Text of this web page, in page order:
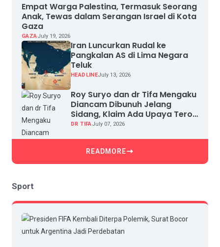
Empat Warga Palestina, Termasuk Seorang
Anak, Tewas dalam Serangan Israel di Kota
Gaza
GAZAJuly 19, 2026
Iran Luncurkan Rudal ke
Pangkalan AS di Lima Negara
Teluk
HEADLINEJuly 13, 2026
Roy Suryo dan dr Tifa Mengaku
Diancam Dibunuh Jelang
Sidang, Klaim Ada Upaya Teror
dan Intimidasi
DR TIFAJuly 07, 2026
READMORE
Sport